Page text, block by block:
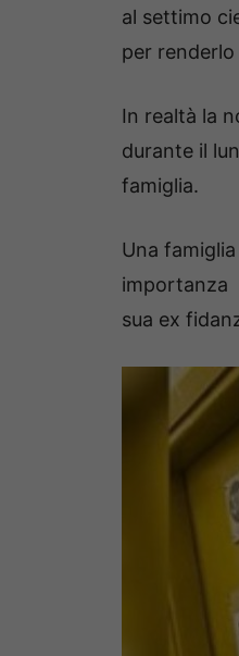
al settimo
per
In realtà la
durante il
famiglia.
Una
importanza
sua ex